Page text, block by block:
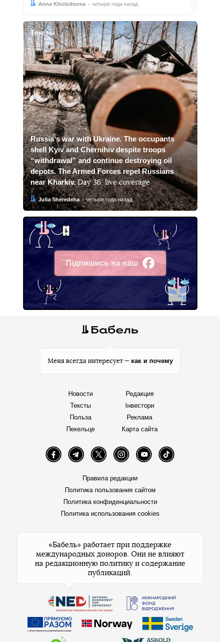
Автор:Anna Kholodnova
Дата: четыре года назад
Тексты
Russiaʼs war with Ukraine. The occupants
shell Kyiv and Chernihiv despite troops
“withdrawal” and continue destroying oil
depots. The Armed Forces repel Russians
near Kharkiv.Day 36: live coverage
Автор:
Julia Sheredeha
Дата: четыре года назад
Підпишись на наш
Facebook
Меня всегда интересует — как и почему
Новости
Тексты
Польза
Пекельце
Редакция
Інвестори
Реклама
Карта сайта
FacebookTelegramTwitter InstagramYouTube TikTok
Правила редакции
Политика пользования сайтом
Политика конфиденциальности
Политика использования cookies
«Бабель» работает при поддержке
международных доноров. Они не влияют
на редакционную политику и содержание
публикаций.